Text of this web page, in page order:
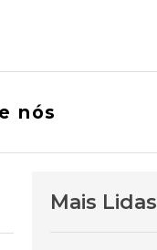
nós
Mais Lidas